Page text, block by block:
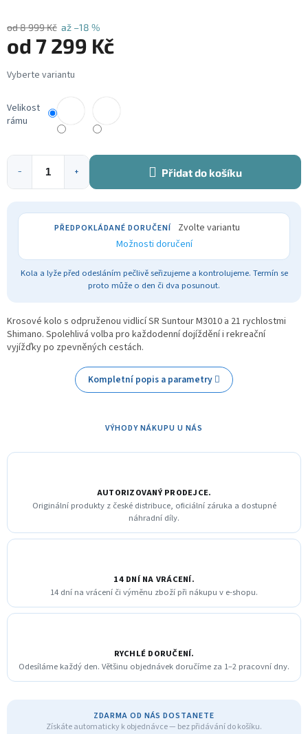
od 8 999 Kč až –18 %
od 7 299 Kč
Měrná
cena:
Velikost
rámu
+
− Přidat do košíku
Zvolte variantu
Možnosti doručení
Kola a lyže před odesláním pečlivě seřizujeme a kontrolujeme. Termín se
proto může o den či dva posunout.
Krosové kolo s odpruženou vidlicí SR Suntour M3010 a 21 rychlostmi
Shimano. Spolehlivá volba pro každodenní dojíždění i rekreační
vyjížďky po zpevněných cestách.
Kompletní popis a parametry
VÝHODY NÁKUPU U NÁS
AUTORIZOVANÝ PRODEJCE.
Originální produkty z české distribuce, oficiální záruka a dostupné
náhradní díly.
14 DNÍ NA VRÁCENÍ.
14 dní na vrácení či výměnu zboží při nákupu v e-shopu.
RYCHLÉ DORUČENÍ.
Odesíláme každý den. Většinu objednávek doručíme za 1–2 pracovní dny.
ZDARMA OD NÁS DOSTANETE
Získáte automaticky k objednávce — bez přidávání do košíku.